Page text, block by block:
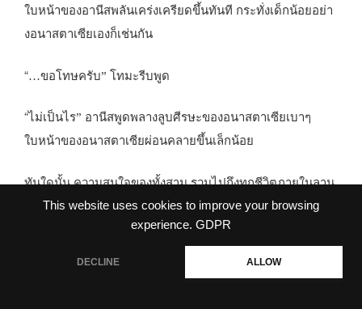
This website uses cookies to improve your browsing
experience. GDPR
DECLINE ALLOW
ใบหน้าของอานีสพลันเคร่งเครียดขึ้นทันที กระทั่งเด็กน้อยอย่า
งอนาสตาเซียเองก็เช่นกัน
“…ขอโทษครับ” โทมะรีบพูด
“ไม่เป็นไร” อานีสพูดพลางลูบศีรษะของอนาสตาเซียเบาๆ
ใบหน้าของอนาสตาเซียผ่อนคลายขึ้นเล็กน้อย
ทันใดนั้น ความสนใจของทั้งสาม รวมไปถึงทุกชีวิตภายในลาน
พักผู้โดยสารก็หันเหไปยังอวกาศด้านนอก เมื่อจู่ๆก็ปรากฏแสง
สว่างหลากสีประดุจปรากฏการณ์ออโรร่าส่องแสงเจิดจ้าไปทั่ว